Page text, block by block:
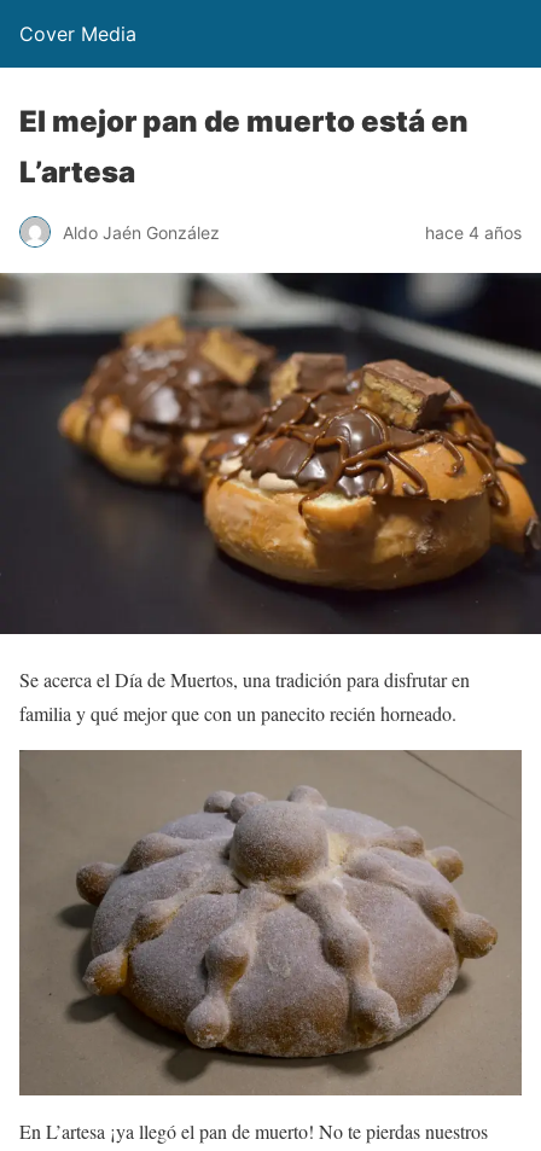
Cover Media
El mejor pan de muerto está en
L’artesa
Aldo Jaén González hace 4 años
Se acerca el Día de Muertos, una tradición para disfrutar en
familia y qué mejor que con un panecito recién horneado.
En L’artesa ¡ya llegó el pan de muerto! No te pierdas nuestros